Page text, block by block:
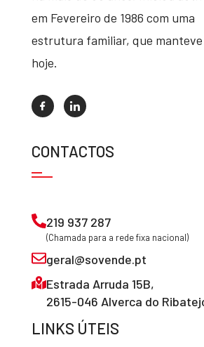
em Fevereiro de 1986 com uma
estrutura familiar, que
hoje.
CONTACTOS
219 937 287
(Chamada para a rede fixa nacional)
geral@sovende.pt
Estrada Arruda 15B,
2615-046 Alverca do
LINKS ÚTEIS